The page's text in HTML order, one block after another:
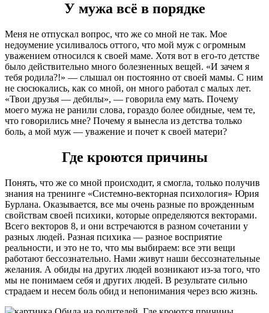
У мужа всё в порядке
Меня не отпускал вопрос, что же со мной не так. Мое
недоумение усиливалось оттого, что мой муж с огромным
уважением относился к своей маме. Хотя вот в его-то детстве
было действительно много болезненных вещей. «И зачем я
тебя родила?!» — слышал он постоянно от своей мамы. С ним
не сюсюкались, как со мной, он много работал с малых лет.
«Твои друзья — дебилы», — говорила ему мать. Почему
моего мужа не ранили слова, гораздо более обидные, чем те,
что говорились мне? Почему я вынесла из детства только
боль, а мой муж — уважение и почет к своей матери?
Где кроются причины
Понять, что же со мной происходит, я смогла, только получив
знания на тренинге «Системно-векторная психология» Юрия
Бурлана. Оказывается, все мы очень разные по врожденным
свойствам своей психики, которые определяются векторами.
Всего векторов 8, и они встречаются в разном сочетании у
разных людей. Разная психика — разное восприятие
реальности, и это не то, что мы выбираем: все эти вещи
работают бессознательно. Нами живут наши бессознательные
желания. А обиды на других людей возникают из-за того, что
мы не понимаем себя и других людей. В результате сильно
страдаем и несем боль обид и непонимания через всю жизнь.